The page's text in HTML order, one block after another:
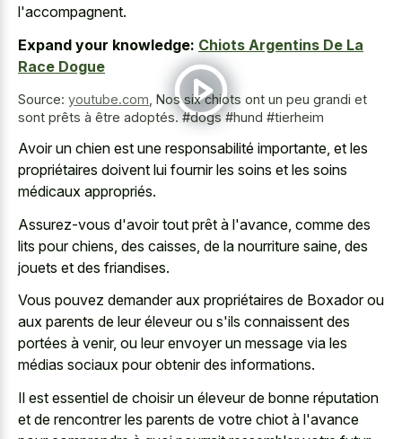
l'accompagnent.
Expand your knowledge: Chiots Argentins De La
Race Dogue
Source: youtube.com Nos six chiots ont un peu grandi et
sont prêts à être adoptés. #dogs #hund #tierheim
Avoir un chien est une responsabilité importante, et les
propriétaires doivent lui fournir les soins et les soins
médicaux appropriés.
Assurez-vous d'avoir tout prêt à l'avance, comme des
lits pour chiens, des caisses, de la nourriture saine, des
jouets et des friandises.
Vous pouvez demander aux propriétaires de Boxador ou
aux parents de leur éleveur ou s'ils connaissent des
portées à venir, ou leur envoyer un message via les
médias sociaux pour obtenir des informations.
Il est essentiel de choisir un éleveur de bonne réputation
et de rencontrer les parents de votre chiot à l'avance